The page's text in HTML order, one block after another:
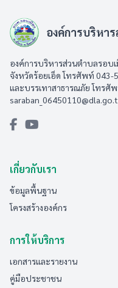
องค์การบริหา
องค์การบริหารส่วนตำบลรอบ
จังหวัดร้อยเอ็ด โทรศัพท์ 043-
และบรรเทาสาธารณภัย โทรศั
เกี่ยวกับเรา
ข้อมูลพื้นฐาน
โครงสร้างองค์กร
การให้บริการ
เอกสารและรายงาน
คู่มือประชาชน